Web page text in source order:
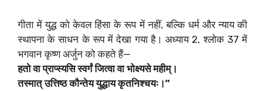
गीता में युद्ध को केवल हिंसा के रूप में नहीं, बल्कि धर्म और न्याय की
स्थापना के साधन के रूप में देखा गया है। अध्याय 2, श्लोक 37 में
भगवान कृष्ण अर्जुन को कहते हैं—
हतो वा प्राप्स्यसि स्वर्गं जित्वा वा भोक्ष्यसे महीम्।
तस्मात् उत्तिष्ठ कौन्तेय युद्धाय कृतनिश्चयः।”